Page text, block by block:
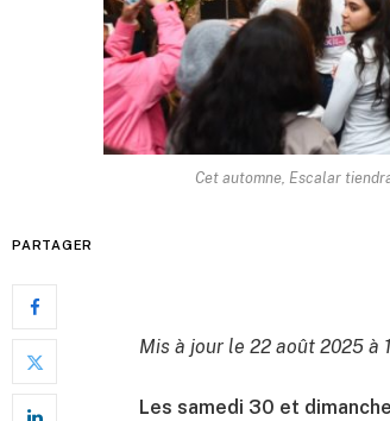
Cet automne, Escalar
PARTAGER
Mis à jour le 22 août 2025 à
Les samedi 30 et